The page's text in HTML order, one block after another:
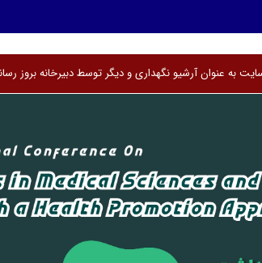
به عنوان آرشیو نگهداری و دیگر توسط دبیرخانه بروز